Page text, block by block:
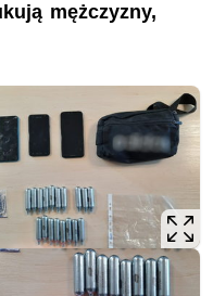
mężczyzny,